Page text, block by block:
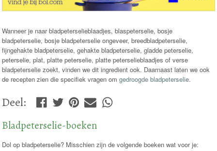
Wanneer je naar bladpeterselieblaadjes, blaspeterselie, bosje
bladpeterselie, bosje bladpeterselie ongeveer, breedbladpeterselie,
fijngehakte bladpeterselie, gehakte bladpeterselie, gladde peterselie,
peterselie, plat, platte peterselie, platte peterselieblaadjes of verse
bladpeterselie zoekt, vinden we dit ingredient ook. Daarnaast laten we ook
de recepten zien die specifiek vragen omgedroogde bladpeterselie.
Deel:
Bladpeterselie-boeken
Dol op bladpeterselie? Misschien zijn de volgende boeken wat voor je: